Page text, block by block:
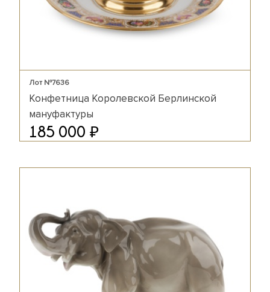
Лот №7636
Конфетница Королевской Берлинской
мануфактуры
185 000 ₽